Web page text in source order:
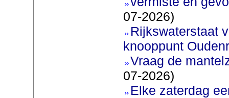
07-2026)
Rijkswaterstaat
knooppunt
Vraag de
07-2026)
Elke zaterdag